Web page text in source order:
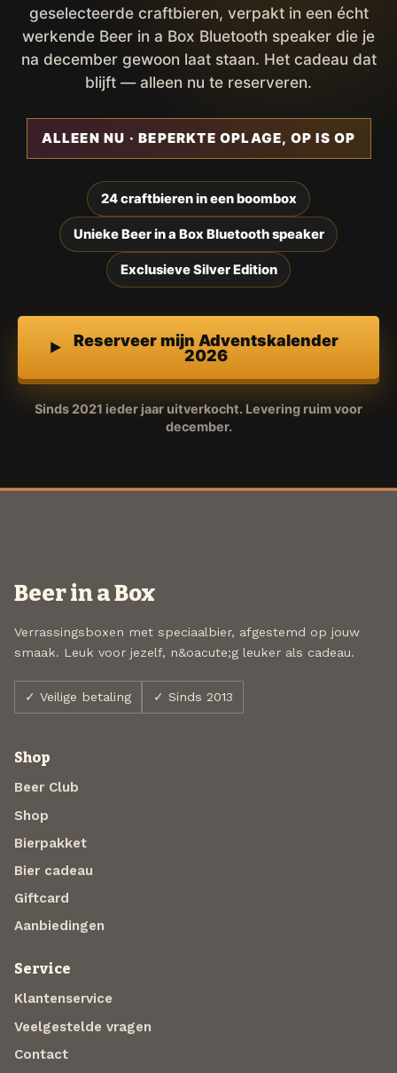
geselecteerde craftbieren, verpakt in een écht
werkende Beer in a Box Bluetooth speaker die je
na december gewoon laat staan. Het cadeau dat
blijft — alleen nu te reserveren.
ALLEEN NU · BEPERKTE OPLAGE, OP IS OP
24 craftbieren in een boombox
Unieke Beer in a Box Bluetooth speaker
Exclusieve Silver Edition
Reserveer mijn Adventskalender
2026
Sinds 2021 ieder jaar uitverkocht. Levering ruim voor
december.
Beer in a Box
Verrassingsboxen met speciaalbier, afgestemd op jouw
smaak. Leuk voor jezelf, n&oacute;g leuker als cadeau.
✓ Veilige betaling ✓ Sinds 2013
Shop
Beer Club
Shop
Bierpakket
Bier cadeau
Giftcard
Aanbiedingen
Service
Klantenservice
Veelgestelde vragen
Contact